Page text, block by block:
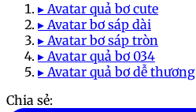
▸ Avatar quả bơ cute
▸ Avatar bơ sáp dài
▸ Avatar bơ sáp tròn
▸ Avatar quả bơ 034
▸ Avatar quả bơ dễ thương
Chia sẻ: